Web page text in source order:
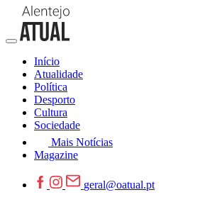
Início
Atualidade
Política
Desporto
Cultura
Sociedade
Mais Notícias
Magazine
geral@oatual.pt